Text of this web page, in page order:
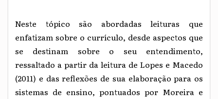
Neste tópico são abordadas leituras que
enfatizam sobre o currículo, desde aspectos que
se destinam sobre o seu entendimento,
ressaltado a partir da leitura de Lopes e Macedo
(2011) e das reflexões de sua elaboração para os
sistemas de ensino, pontuados por Moreira e